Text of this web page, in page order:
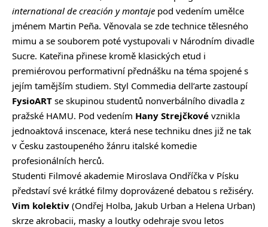
international de creación y montaje pod vedením umělce
jménem Martin Peña. Věnovala se zde technice tělesného
mimu a se souborem poté vystupovali v Národním divadle
Sucre. Kateřina přinese kromě klasických etud i
premiérovou performativní přednášku na téma spojené s
jejím tamějším studiem. Styl Commedia dell’arte zastoupí
FysioART se skupinou studentů nonverbálního divadla z
pražské HAMU. Pod vedením Hany Strejčkové vznikla
jednoaktová inscenace, která nese techniku dnes již ne tak
v Česku zastoupeného žánru italské komedie
profesionálních herců.
Studenti Filmové akademie Miroslava Ondříčka v Písku
představí své krátké filmy doprovázené debatou s režiséry.
Vim kolektiv (Ondřej Holba, Jakub Urban a Helena Urban)
skrze akrobacii, masky a loutky odehraje svou letos